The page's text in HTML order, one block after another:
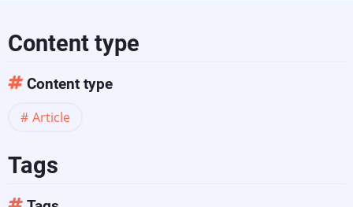
Content type
Content type
Article
Tags